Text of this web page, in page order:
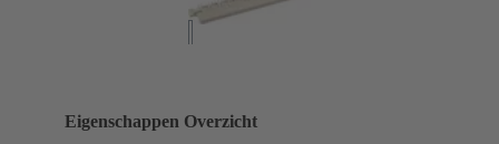
Eigenschappen Overzicht